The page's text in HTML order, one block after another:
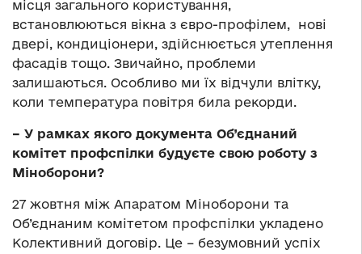
місця загального користування,
встановлюються вікна з євро-профілем, нові
двері, кондиціонери, здійснюється утеплення
фасадів тощо. Звичайно, проблеми
залишаються. Особливо ми їх відчули влітку,
коли температура повітря била рекорди.
– У рамках якого документа Об’єднаний
комітет профспілки будуєте свою роботу з
Міноборони?
27 жовтня між Апаратом Міноборони та
Об’єднаним комітетом профспілки укладено
Колективний договір. Це – безумовний успіх